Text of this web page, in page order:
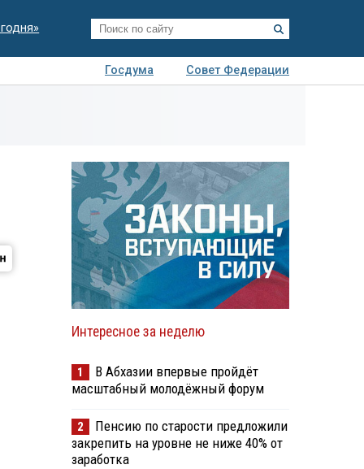
Госдума
Совет Федерации
Интересное за неделю
1
В Абхазии впервые пройдёт
масштабный молодёжный форум
2
Пенсию по старости предложили
закрепить на уровне не ниже 40% от
заработка